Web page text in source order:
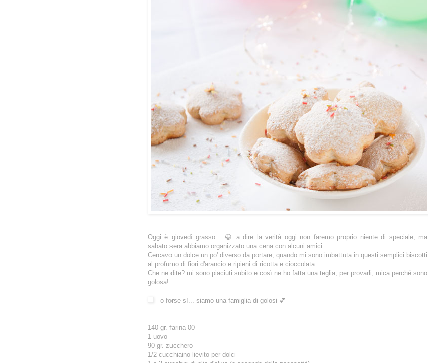
Oggi è giovedì grasso... 😀 a dire la verità oggi non faremo proprio niente di speciale, ma
sabato sera abbiamo organizzato una cena con alcuni amici.
Cercavo un dolce un po' diverso da portare, quando mi sono imbattuta in questi semplici biscotti
al profumo di fiori d'arancio e ripieni di ricotta e cioccolata.
Che ne dite? mi sono piaciuti subito e così ne ho fatta una teglia, per provarli, mica perché sono
golosa!
o forse sì... siamo una famiglia di golosi 💕
140 gr. farina 00
1 uovo
90 gr. zucchero
1/2 cucchiaino lievito per dolci